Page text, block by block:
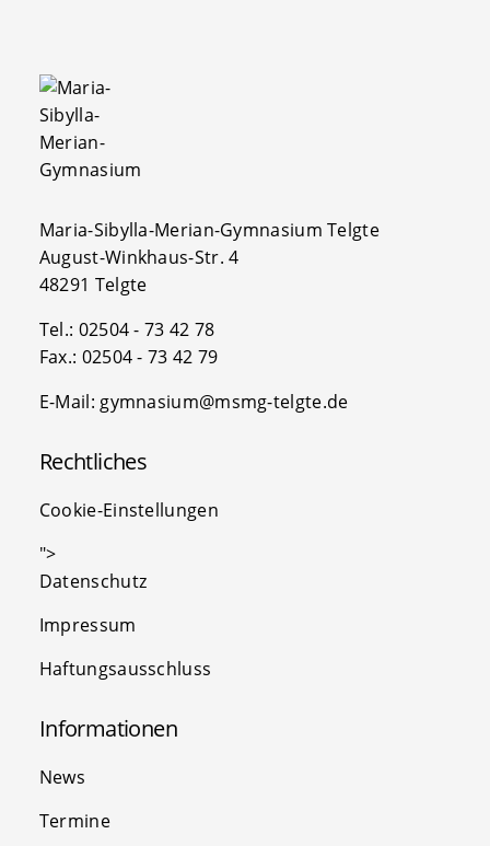
Maria-Sibylla-Merian-Gymnasium Telgte
August-Winkhaus-Str. 4
48291 Telgte
Tel.: 02504 - 73 42 78
Fax.: 02504 - 73 42 79
E-Mail: gymnasium@msmg-telgte.de
Rechtliches
Cookie-Einstellungen
">
Datenschutz
Impressum
Haftungsausschluss
Informationen
News
Termine